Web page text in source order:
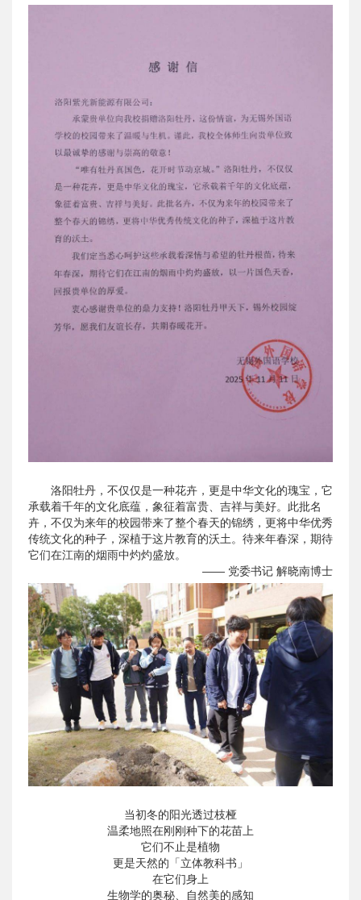
洛阳牡丹，不仅仅是一种花卉，更是中华文化的瑰宝，它
承载着千年的文化底蕴，象征着富贵、吉祥与美好。此批名
卉，不仅为来年的校园带来了整个春天的锦绣，更将中华优秀
传统文化的种子，深植于这片教育的沃土。待来年春深，期待
它们在江南的烟雨中灼灼盛放。
—— 党委书记 解晓南博士
当初冬的阳光透过枝桠
温柔地照在刚刚种下的花苗上
它们不止是植物
更是天然的「立体教科书」
在它们身上
生物学的奥秘、自然美的感知